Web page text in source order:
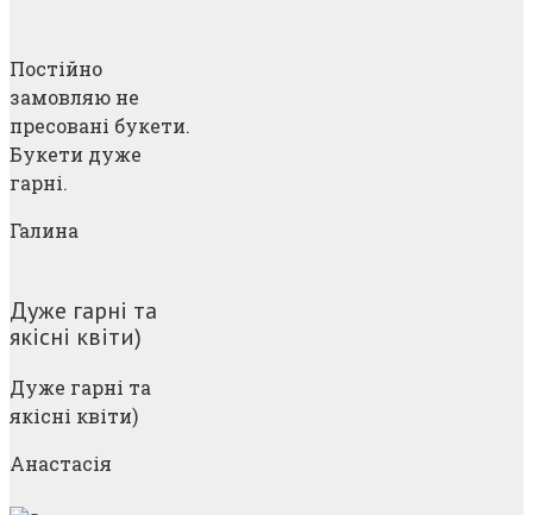
Постійно
замовляю не
пресовані букети.
Букети дуже
гарні.
Галина
Дуже гарні та
якісні квіти)
Дуже гарні та
якісні квіти)
Анастасія